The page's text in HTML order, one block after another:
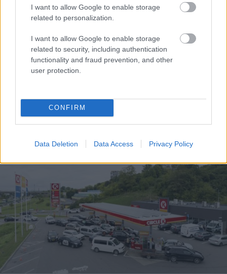
I want to allow Google to enable storage
related to personalization.
I want to allow Google to enable storage
related to security, including authentication
functionality and fraud prevention, and other
user protection.
CONFIRM
Data Deletion Data Access Privacy Policy
policija Rīgā aiztur
degvielas zagļus
Sveša sieviete veikalā
brutāli uzbrūk
deviņgadīgai meitenei
Kodarīt, ja pat pēc
mazgāšanas dvieļi ir
sasmakuši? Iedarbīgs